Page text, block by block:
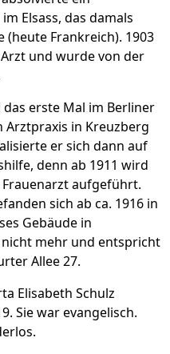
Elsass, das damals
(heute Frankreich). 1903
und wurde von der
das erste Mal im Berliner
Arztpraxis in Kreuzberg
er sich dann auf
denn ab 1911 wird
aufgeführt.
sich ab ca. 1916 in
Gebäude in
mehr und entspricht
Allee 27.
Elisabeth Schulz
Sie war evangelisch.